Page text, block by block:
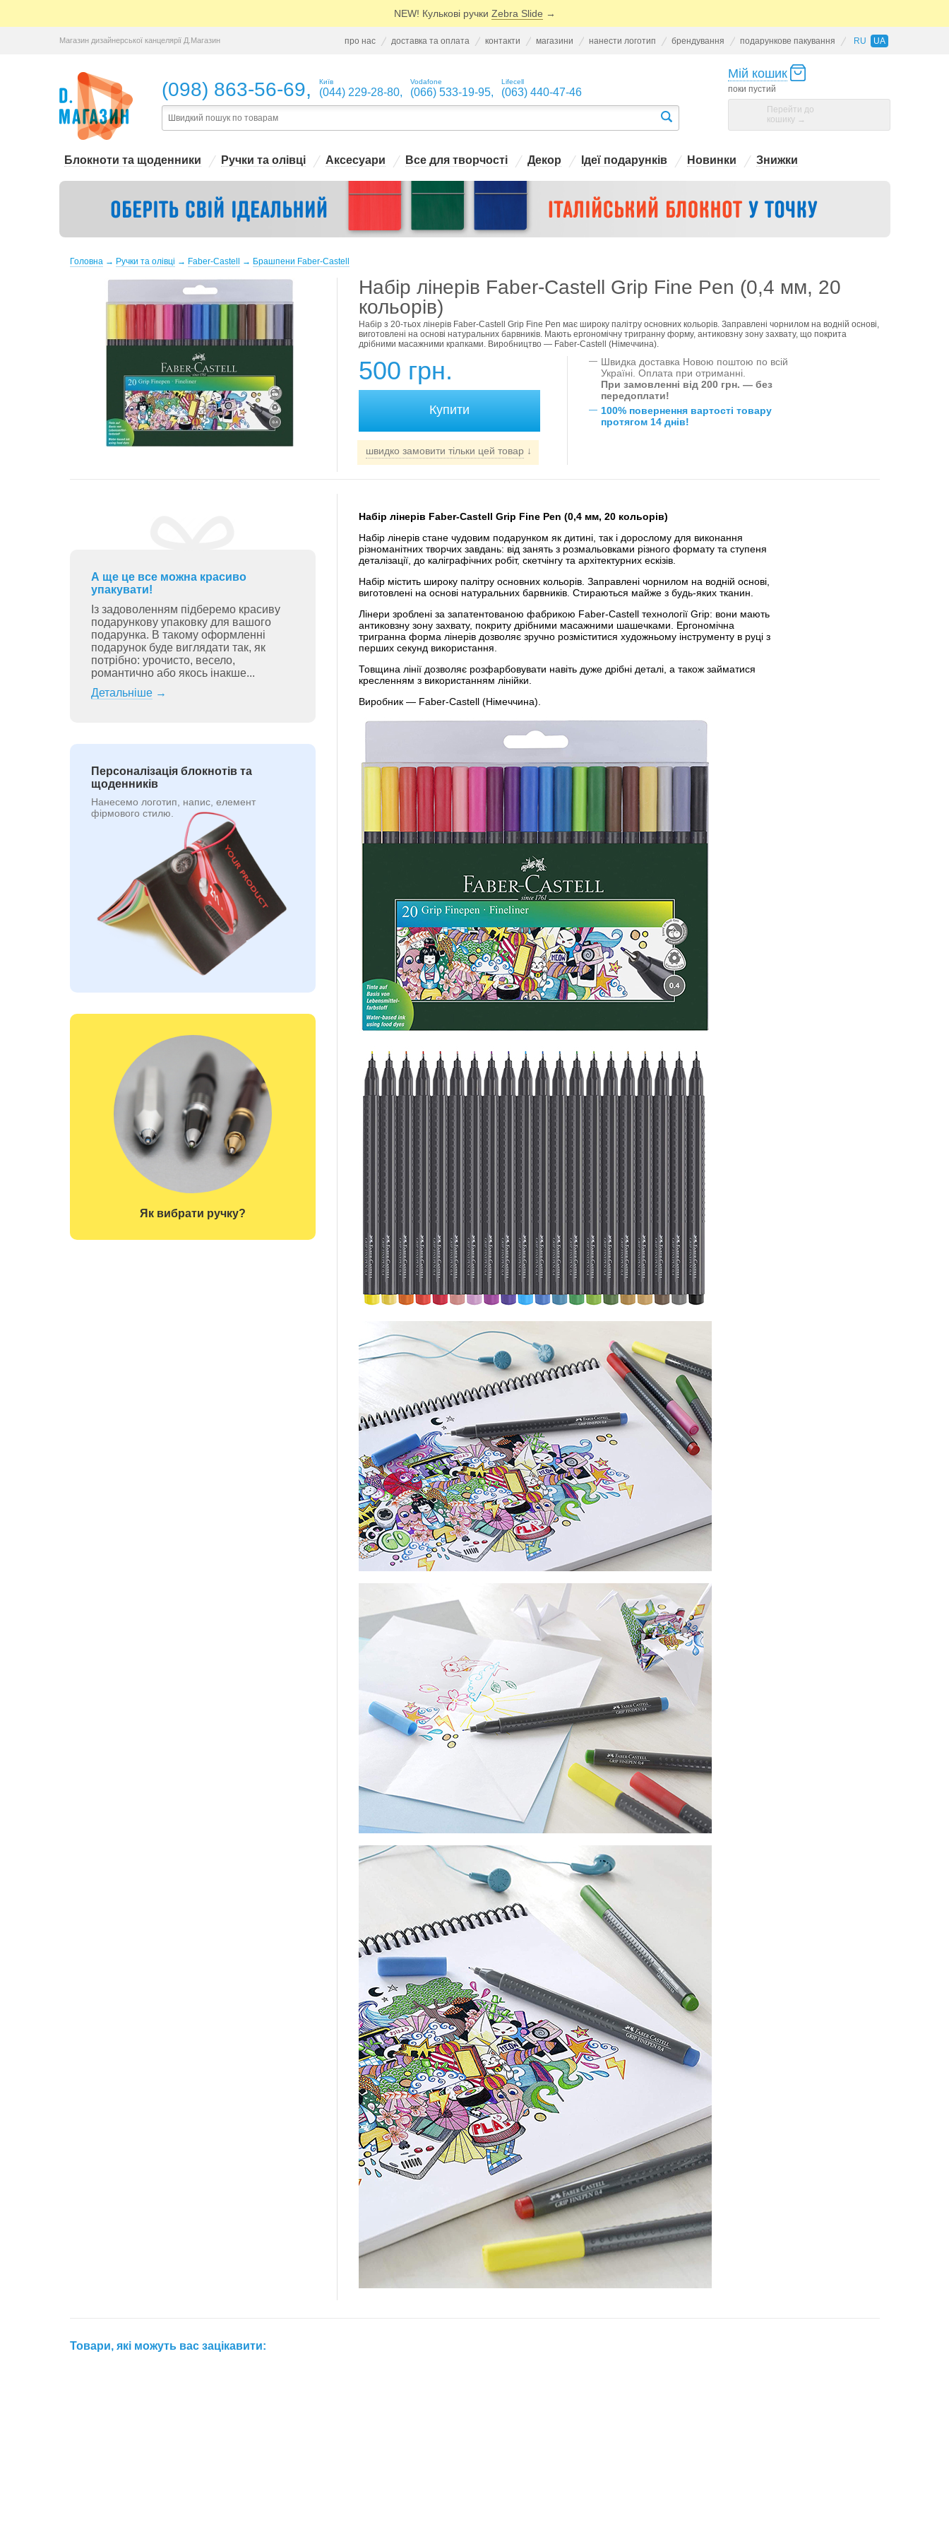
NEW! Кулькові ручки Zebra Slide →
Магазин дизайнерської канцелярії Д.Магазин про нас доставка та оплата контакти магазини нанести логотип брендування подарункове пакування RU UA
(098) 863-56-69, Київ
(044) 229-28-80,
Vodafone
(066) 533-19-95,
Lifecell
(063) 440-47-46
Мій кошик
поки пустий
Перейти до
кошику →
Блокноти та щоденники Ручки та олівці Аксесуари Все для творчості Декор Ідеї подарунків Новинки Знижки
Головна → Ручки та олівці → Faber-Castell → Брашпени Faber-Castell
Набір лінерів Faber-Castell Grip Fine Pen (0,4 мм, 20
кольорів)
Набір з 20-тьох лінерів Faber-Castell Grip Fine Pen має широку палітру основних кольорів. Заправлені чорнилом на водній основі,
виготовлені на основі натуральних барвників. Мають ергономічну тригранну форму, антиковзну зону захвату, що покрита
дрібними масажними крапками. Виробництво — Faber-Castell (Німеччина).
500 грн.
швидко замовити тільки цей товар↓
— Швидка доставка Новою поштою по всій
Україні. Оплата при отриманні.
При замовленні від 200 грн. — без
передоплати!
— 100% повернення вартості товару
протягом 14 днів!
А ще це все можна красиво
упакувати!
Із задоволенням підберемо красиву
подарункову упаковку для вашого
подарунка. В такому оформленні
подарунок буде виглядати так, як
потрібно: урочисто, весело,
романтично або якось інакше...
Детальніше→
Персоналізація блокнотів та
щоденників
Нанесемо логотип, напис, елемент
фірмового стилю.
Як вибрати ручку?
Набір лінерів Faber-Castell Grip Fine Pen (0,4 мм, 20 кольорів)
Набір лінерів стане чудовим подарунком як дитині, так і дорослому для виконання
різноманітних творчих завдань: від занять з розмальовками різного формату та ступеня
деталізації, до каліграфічних робіт, скетчінгу та архітектурних ескізів.
Набір містить широку палітру основних кольорів. Заправлені чорнилом на водній основі,
виготовлені на основі натуральних барвників. Стираються майже з будь-яких тканин.
Лінери зроблені за запатентованою фабрикою Faber-Castell технології Grip: вони мають
антиковзну зону захвату, покриту дрібними масажними шашечками. Ергономічна
тригранна форма лінерів дозволяє зручно розміститися художньому інструменту в руці з
перших секунд використання.
Товщина лінії дозволяє розфарбовувати навіть дуже дрібні деталі, а також займатися
кресленням з використанням лінійки.
Виробник — Faber-Castell (Німеччина).
Товари, які можуть вас зацікавити: